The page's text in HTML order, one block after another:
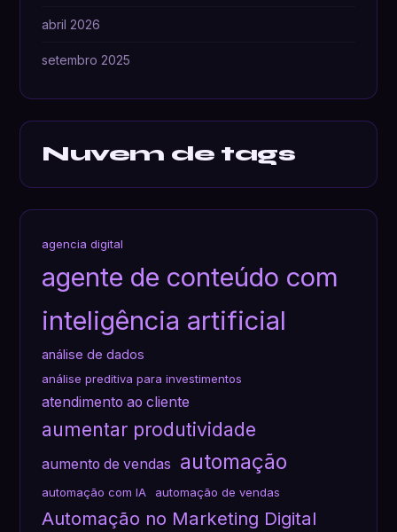
abril 2026
setembro 2025
Nuvem de tags
agencia digital
agente de conteúdo com
inteligência artificial
análise de dados
análise preditiva para investimentos
atendimento ao cliente
aumentar produtividade
aumento de vendas automação
automação com IA automação de vendas
Automação no Marketing Digital